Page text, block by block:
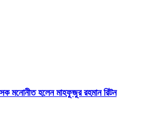
মনোনীত হলেন মাহফুজুর রহমান রিটন